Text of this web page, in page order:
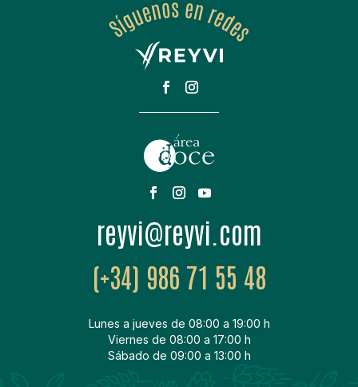
moc.ivyer@ivyer
(+34) 986 71 55 48
Lunes a jueves de 08:00 a 19:00 h
Viernes de 08:00 a 17:00 h
Sábado de 09:00 a 13:00 h